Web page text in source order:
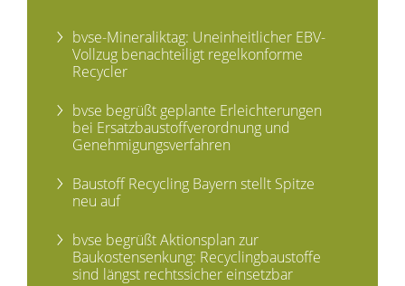
bvse-Mineraliktag: Uneinheitlicher EBV-
Vollzug benachteiligt regelkonforme
Recycler
bvse begrüßt geplante Erleichterungen
bei Ersatzbaustoffverordnung und
Genehmigungsverfahren
Baustoff Recycling Bayern stellt Spitze
neu auf
bvse begrüßt Aktionsplan zur
Baukostensenkung: Recyclingbaustoffe
sind längst rechtssicher einsetzbar